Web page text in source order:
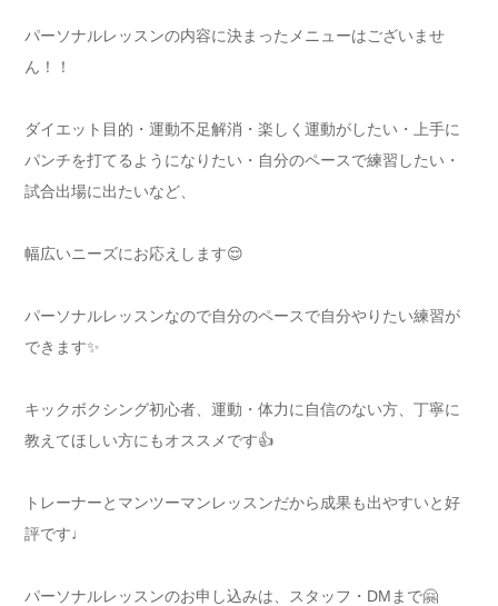
パーソナルレッスンの内容に決まったメニューはございませ
ん！！
ダイエット目的・運動不足解消・楽しく運動がしたい・上手に
パンチを打てるようになりたい・自分のペースで練習したい・
試合出場に出たいなど、
幅広いニーズにお応えします😌
パーソナルレッスンなので自分のペースで自分やりたい練習が
できます✨
キックボクシング初心者、運動・体力に自信のない方、丁寧に
教えてほしい方にもオススメです👍
トレーナーとマンツーマンレッスンだから成果も出やすいと好
評です♩
パーソナルレッスンのお申し込みは、スタッフ・DMまで🤗